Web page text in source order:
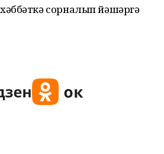
сорналып йәшәргә